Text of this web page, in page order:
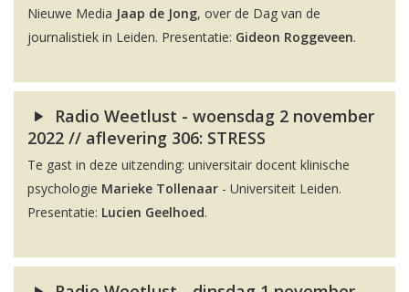
Nieuwe Media Jaap de Jong, over de Dag van de
journalistiek in Leiden. Presentatie: Gideon Roggeveen.
Radio Weetlust - woensdag 2 november
2022 // aflevering 306: STRESS
Te gast in deze uitzending: universitair docent klinische
psychologie Marieke Tollenaar - Universiteit Leiden.
Presentatie: Lucien Geelhoed.